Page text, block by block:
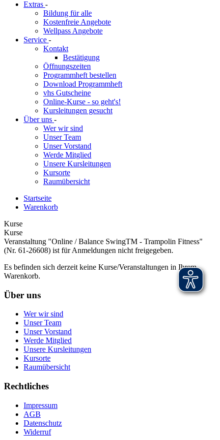
Extras -
Bildung für alle
Kostenfreie Angebote
Wellpass Angebote
Service -
Kontakt
Bestätigung
Öffnungszeiten
Programmheft bestellen
Download Programmheft
vhs Gutscheine
Online-Kurse - so geht's!
Kursleitungen gesucht
Über uns -
Wer wir sind
Unser Team
Unser Vorstand
Werde Mitglied
Unsere Kursleitungen
Kursorte
Raumübersicht
Startseite
Warenkorb
Kurse
Kurse
Veranstaltung "Online / Balance SwingTM - Trampolin Fitness"
(Nr. 61-26608) ist für Anmeldungen nicht freigegeben.
Es befinden sich derzeit keine Kurse/Veranstaltungen in Ihrem
Warenkorb.
Über uns
Wer wir sind
Unser Team
Unser Vorstand
Werde Mitglied
Unsere Kursleitungen
Kursorte
Raumübersicht
Rechtliches
Impressum
AGB
Datenschutz
Widerruf